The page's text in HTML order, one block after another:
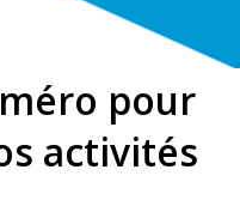
pour
activités